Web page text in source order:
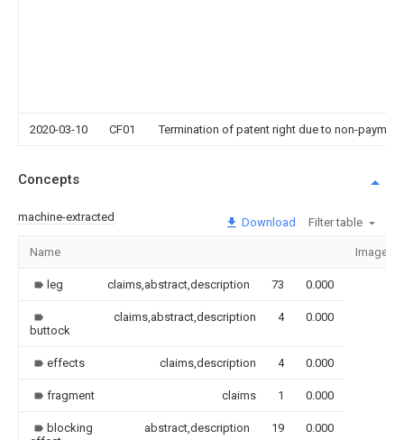
2020-03-10 CF01 Termination of patent right due to non-
Concepts
machine-extracted Download Filter table
Name Image
leg claims,abstract,description 73 0.000
buttock
claims,abstract,description 4 0.000
effects claims,description 4 0.000
fragment claims 1 0.000
blocking
abstract,description 19 0.000